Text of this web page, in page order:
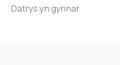
Datrys yn gynnar